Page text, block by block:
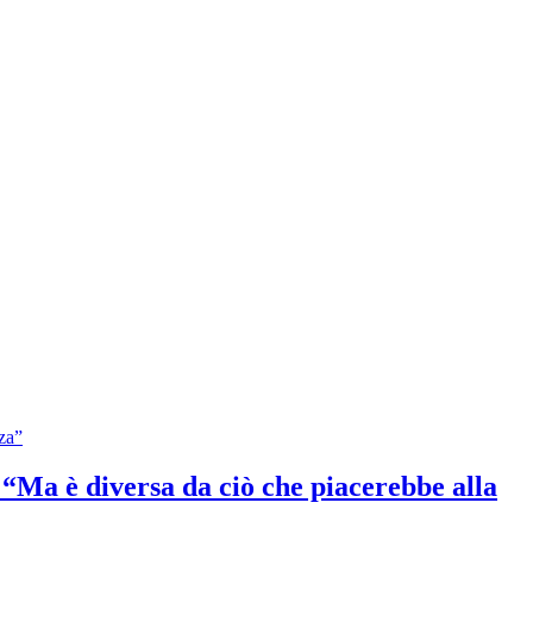
è diversa da ciò che piacerebbe alla